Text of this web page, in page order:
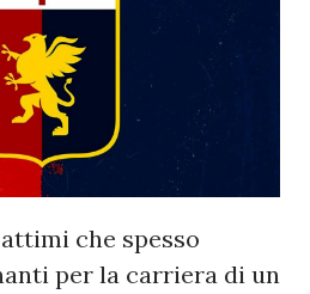
che spesso
per la carriera di un